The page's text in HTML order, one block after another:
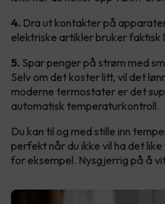
4. Dra ut kontakter på
elektriske artikler bruker faktisk
5. Spar penger på strøm med
Selv om det koster litt, vil det
moderne termostater er det
automatisk temperaturkontroll.
Du kan til og med stille inn
perfekt når du ikke vil ha det
for eksempel. Nysgjerrig på å